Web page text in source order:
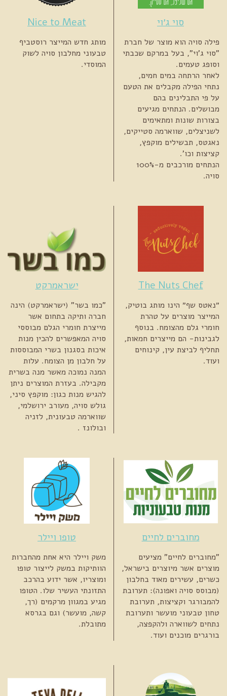
סוי ג׳וי
פילה סויה הוא מוצר של חברת
"סוי ג'וי", בעל במרקם שכבתי
וסופג טעמים.
לאחר הרתחה במים חמים,
נתחי הפילה מקבלים את הטעם
על פי התבלינים בהם
מבושלים. הנתחים מגיעים
בצורות שונות ומתאימים
לשניצלים, שווארמה סטייקים,
נאגטס, תבשילים מוקפץ,
קציצות וכו'.
הנתחים מורכבים מ-100%
סויה.
Nice to Meat
מותג חדש המייצר רוסטביף
טבעוני מחלבון סויה לשוק
המוסדי.
The Nuts Chef
״נאטס שף״ הינו מותג בוטיק,
המייצר מוצרים על טהרת
חומרי גלם מהצומח. בנוסף
לגבינות- הם מייצרים חמאות,
תחליף לביצת עין, קינוחים
ועוד.
ישראמרקט
"כמו בשר" (ישראמרקט) הינה
חברה ותיקה בתחום אשר
מייצרת חומרי הגלם מבוססי
סויה המאפשרים להכין מנות
איכות בסגנון בשרי המבוססות
על חלבון מן הצומח. עלות
המנה נמוכה מאשר מנה בשרית
מקבילה. בעזרת המוצרים ניתן
להגיש מנות כגון: מוקפץ סיני,
גולש סויה, מעורב ירושלמי,
שווארמה טבעונית, לזניה
ובולונז .
מחוברים לחיים
"מחוברים לחיים" מציעים
מוצרים אשר מיוצרים בישראל,
כשרים, עשירים מאוד בחלבון
(מבוסס סויה ואפונה): תערובת
להמבורגר וקציצות, תערובת
טחון טבעוני מועשר ותערובת
נתחים לשווארה ולהקפצה,
בורגרים מוכנים ועוד.
טופו ויילר
משק ויילר היא אחת מהחברות
הוותיקות במשק לייצור טופו
ומוצריו, אשר ידוע בהרכב
התזונתי העשיר שלו. הטופו
מגיע במגוון מרקמים (רך,
קשה, מועשר) וגם בגרסא
מתובלת.